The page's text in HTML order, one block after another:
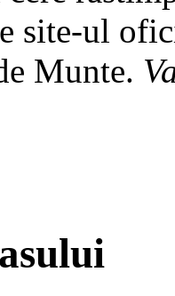
site-ul
Munte.